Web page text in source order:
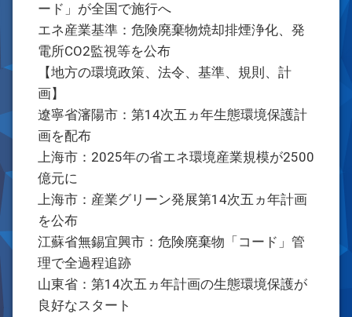
ード」が全国で施行へ
エネ産業基準：危険廃棄物焼却排煙浄化、発
電所CO2監視等を公布
【地方の環境政策、法令、基準、規則、計
画】
遼寧省瀋陽市：第14次五ヵ年生態環境保護計
画を配布
上海市：2025年の省エネ環境産業規模が2500
億元に
上海市：産業グリーン発展第14次五ヵ年計画
を公布
江蘇省無錫宜興市：危険廃棄物「コード」管
理で全過程追跡
山東省：第14次五ヵ年計画の生態環境保護が
良好なスタート